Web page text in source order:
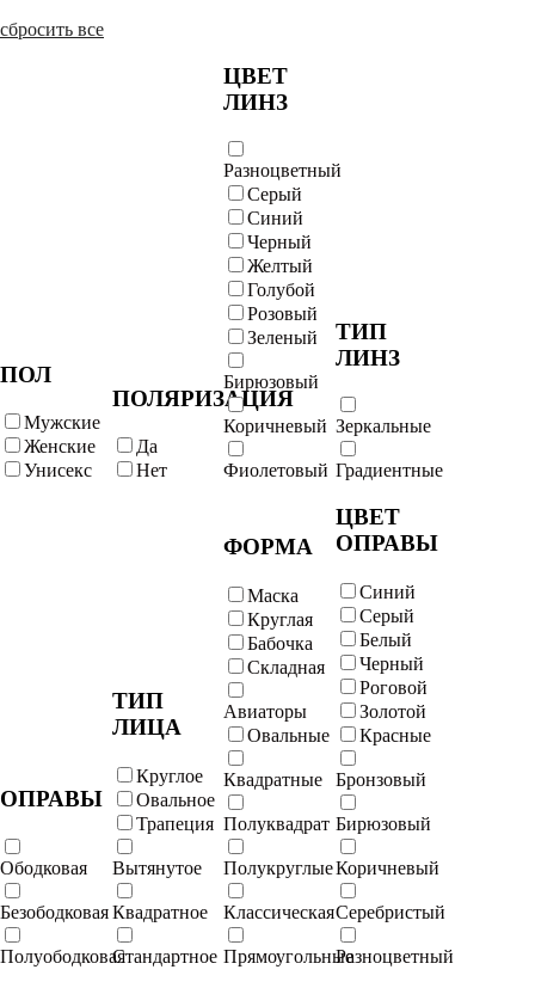
сбросить все
ПОЛ
Мужские
Женские
Унисекс
ПОЛЯРИЗАЦИЯ
Да
Нет
ЦВЕТ
ЛИНЗ
Разноцветный
Серый
Синий
Черный
Желтый
Голубой
Розовый
Зеленый
Бирюзовый
Коричневый
Фиолетовый
ТИП
ЛИНЗ
Зеркальные
Градиентные
ОПРАВЫ
Ободковая
Безободковая
Полуободковая
ТИП
ЛИЦА
Круглое
Овальное
Трапеция
Вытянутое
Квадратное
Стандартное
ФОРМА
Маска
Круглая
Бабочка
Складная
Авиаторы
Овальные
Квадратные
Полуквадрат
Полукруглые
Классическая
Прямоугольные
ЦВЕТ
ОПРАВЫ
Синий
Серый
Белый
Черный
Роговой
Золотой
Красные
Бронзовый
Бирюзовый
Коричневый
Серебристый
Разноцветный